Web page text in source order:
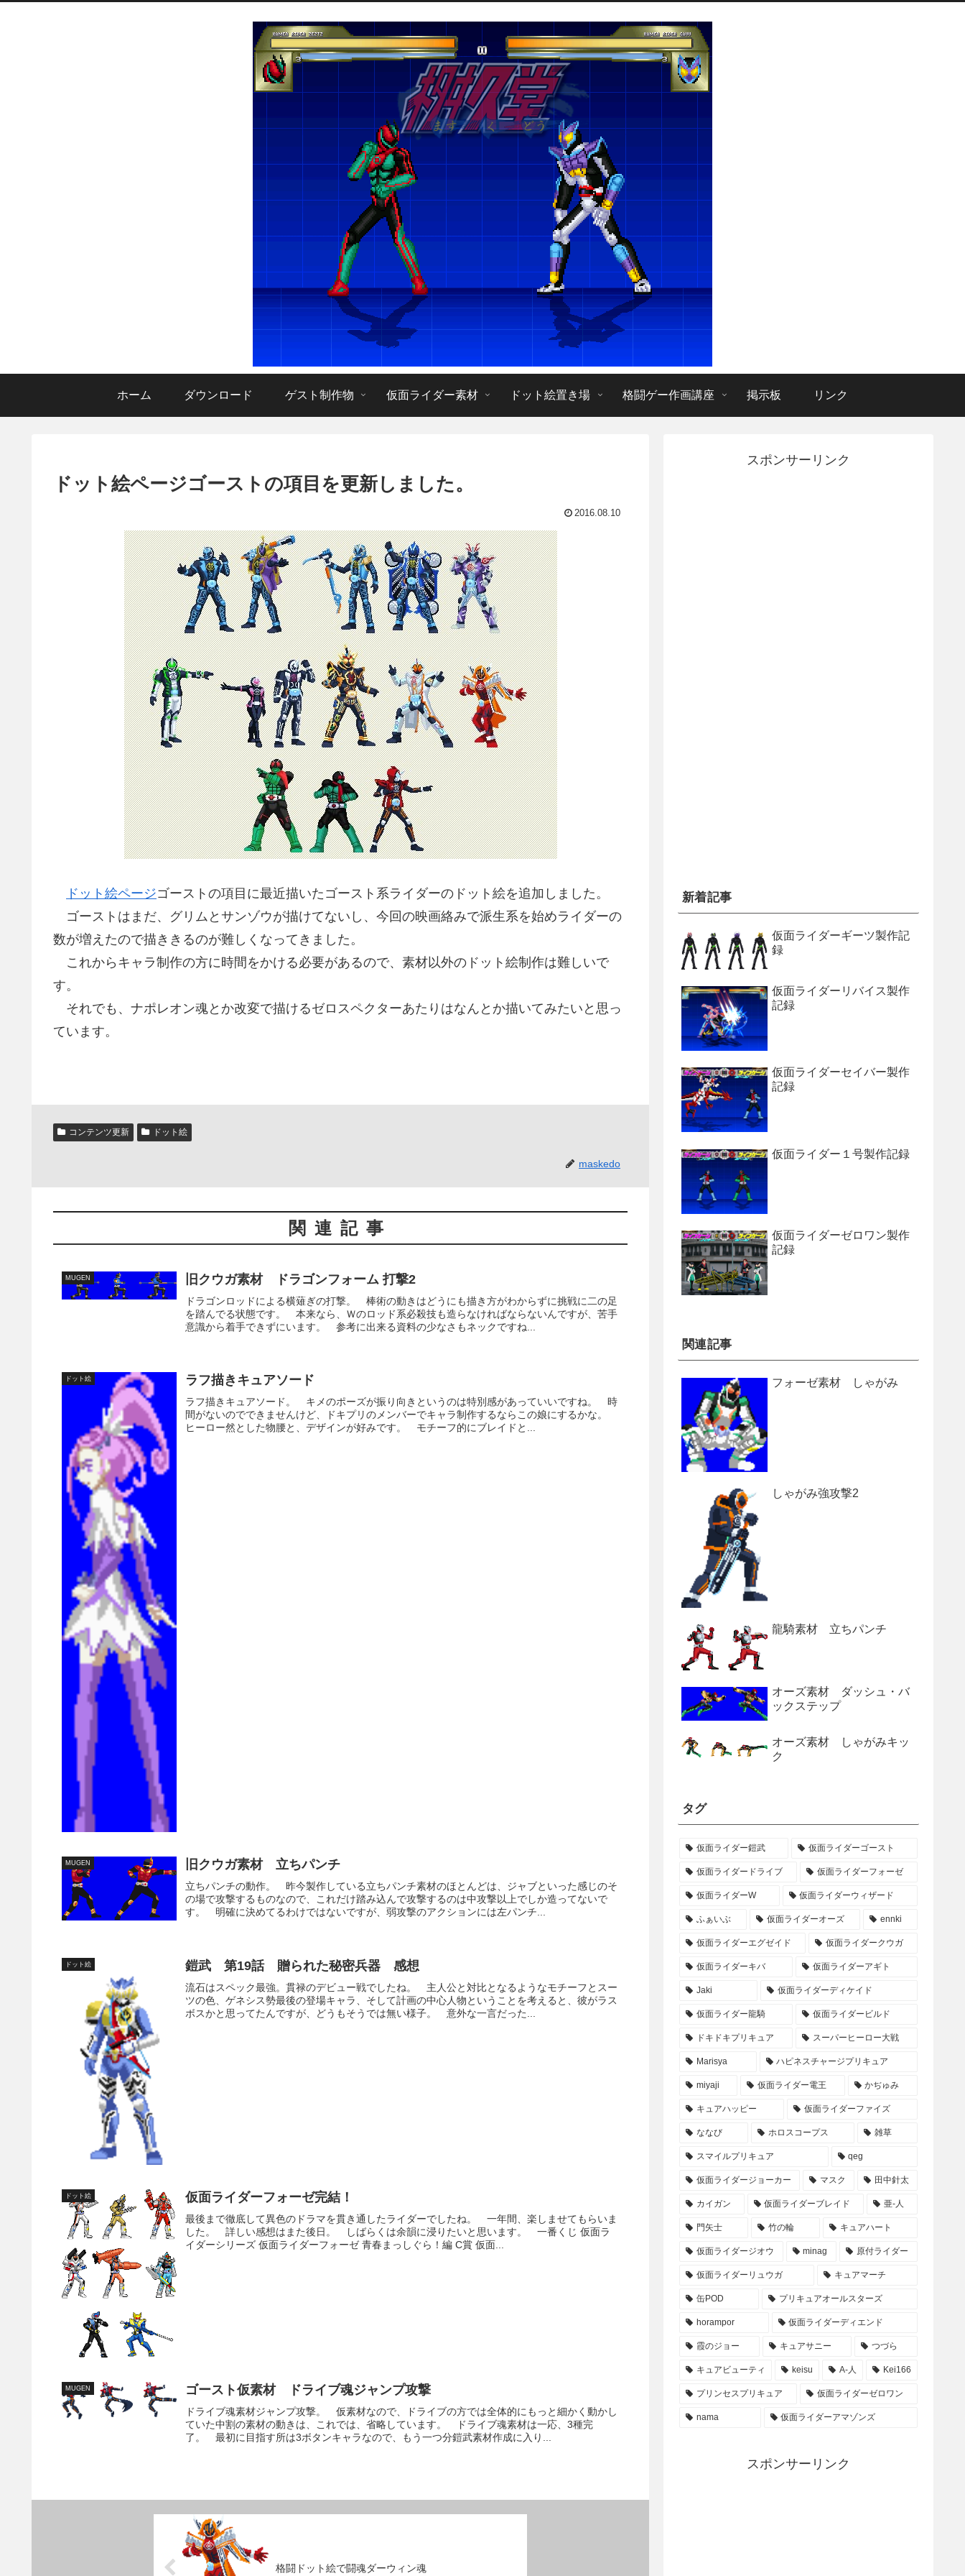
ホーム ダウンロード ゲスト制作物 仮面ライダー素材 ドット絵置き場 格闘ゲー作画講座 掲示板 リンク
ドット絵ページゴーストの項目を更新しました。
2016.08.10
ドット絵ページゴーストの項目に最近描いたゴースト系ライダーのドット絵を追加しました。
ゴーストはまだ、グリムとサンゾウが描けてないし、今回の映画絡みで派生系を始めライダーの
数が増えたので描ききるのが難しくなってきました。
これからキャラ制作の方に時間をかける必要があるので、素材以外のドット絵制作は難しいで
す。
それでも、ナポレオン魂とか改変で描けるゼロスペクターあたりはなんとか描いてみたいと思っ
ています。
コンテンツ更新 ドット絵
maskedo
関連記事
MUGEN 旧クウガ素材 ドラゴンフォーム 打撃2
ドラゴンロッドによる横薙ぎの打撃。 棒術の動きはどうにも描き方がわからずに挑戦に二の足
を踏んでる状態です。 本来なら、Ｗのロッド系必殺技も造らなければならないんですが、苦手
意識から着手できずにいます。 参考に出来る資料の少なさもネックですね...
ドット絵 ラフ描きキュアソード
ラフ描きキュアソード。 キメのポーズが振り向きというのは特別感があっていいですね。 時
間がないのでできませんけど、ドキプリのメンバーでキャラ制作するならこの娘にするかな。
ヒーロー然とした物腰と、デザインが好みです。 モチーフ的にブレイドと...
MUGEN 旧クウガ素材 立ちパンチ
立ちパンチの動作。 昨今製作している立ちパンチ素材のほとんどは、ジャブといった感じのそ
の場で攻撃するものなので、これだけ踏み込んで攻撃するのは中攻撃以上でしか造ってないで
す。 明確に決めてるわけではないですが、弱攻撃のアクションには左パンチ...
ドット絵 鎧武 第19話 贈られた秘密兵器 感想
流石はスペック最強。貫禄のデビュー戦でしたね。 主人公と対比となるようなモチーフとスー
ツの色、ゲネシス勢最後の登場キャラ、そして計画の中心人物ということを考えると、彼がラス
ボスかと思ってたんですが、どうもそうでは無い様子。 意外な一言だった...
ドット絵 仮面ライダーフォーゼ完結！
最後まで徹底して異色のドラマを貫き通したライダーでしたね。 一年間、楽しませてもらいま
した。 詳しい感想はまた後日。 しばらくは余韻に浸りたいと思います。 一番くじ 仮面ラ
イダーシリーズ 仮面ライダーフォーゼ 青春まっしぐら！編 C賞 仮面...
MUGEN ゴースト仮素材 ドライブ魂ジャンプ攻撃
ドライブ魂素材ジャンプ攻撃。 仮素材なので、ドライブの方では全体的にもっと細かく動かし
ていた中割の素材の動きは、これでは、省略しています。 ドライブ魂素材は一応、3種完
了。 最初に目指す所は3ボタンキャラなので、もう一つ分鎧武素材作成に入り...
格闘ドット絵で闘魂ダーウィン魂
スポンサーリンク
新着記事
仮面ライダーギーツ製作記
録
仮面ライダーリバイス製作
記録
仮面ライダーセイバー製作
記録
仮面ライダー１号製作記録
仮面ライダーゼロワン製作
記録
関連記事
フォーゼ素材 しゃがみ
しゃがみ強攻撃2
龍騎素材 立ちパンチ
オーズ素材 ダッシュ・バ
ックステップ
オーズ素材 しゃがみキッ
ク
タグ
仮面ライダー鎧武 仮面ライダーゴースト
仮面ライダードライブ 仮面ライダーフォーゼ
仮面ライダーW 仮面ライダーウィザード
ふぁいぶ 仮面ライダーオーズ ennki
仮面ライダーエグゼイド 仮面ライダークウガ
仮面ライダーキバ 仮面ライダーアギト
Jaki 仮面ライダーディケイド
仮面ライダー龍騎 仮面ライダービルド
ドキドキプリキュア スーパーヒーロー大戦
Marisya ハピネスチャージプリキュア
miyaji 仮面ライダー電王 かぢゅみ
キュアハッピー 仮面ライダーファイズ
ななび ホロスコープス 雑草
スマイルプリキュア qeg
仮面ライダージョーカー マスク 田中針太
カイガン 仮面ライダーブレイド 亜-人
門矢士 竹の輪 キュアハート
仮面ライダージオウ minag 原付ライダー
仮面ライダーリュウガ キュアマーチ
缶POD プリキュアオールスターズ
horampor 仮面ライダーディエンド
霞のジョー キュアサニー つづら
キュアビューティ keisu A-人 Kei166
プリンセスプリキュア 仮面ライダーゼロワン
nama 仮面ライダーアマゾンズ
スポンサーリンク